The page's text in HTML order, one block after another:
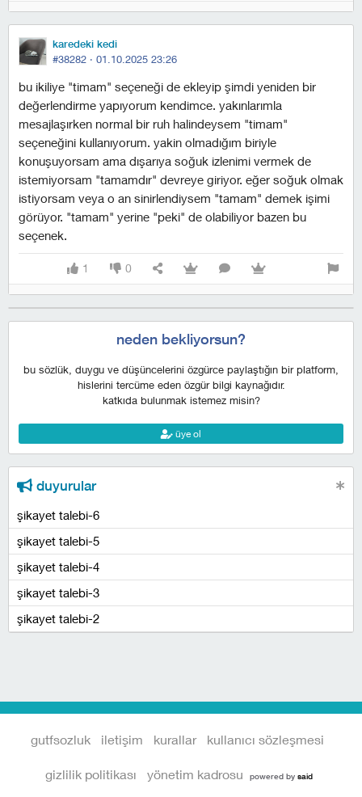
karedeki kedi
#38282 · 01.10.2025 23:26
bu ikiliye "timam" seçeneği de ekleyip şimdi yeniden bir
değerlendirme yapıyorum kendimce. yakınlarımla
mesajlaşırken normal bir ruh halindeysem "timam"
seçeneğini kullanıyorum. yakin olmadığım biriyle
konuşuyorsam ama dışarıya soğuk izlenimi vermek de
istemiyorsam "tamamdır" devreye giriyor. eğer soğuk olmak
istiyorsam veya o an sinirlendiysem "tamam" demek işimi
görüyor. "tamam" yerine "peki" de olabiliyor bazen bu
seçenek.
1 0
neden bekliyorsun?
bu sözlük, duygu ve düşüncelerini özgürce paylaştığın bir platform,
hislerini tercüme eden özgür bilgi kaynağıdır.
katkıda bulunmak istemez misin?
üye ol
duyurular
şikayet talebi-6
şikayet talebi-5
şikayet talebi-4
şikayet talebi-3
şikayet talebi-2
gutfsozluk iletişim kurallar kullanıcı sözleşmesi
gizlilik politikası yönetim kadrosu powered by said